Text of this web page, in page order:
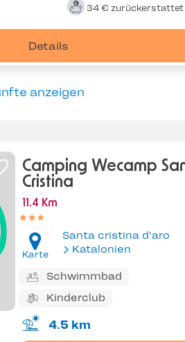
34 € zurückerstattet
Details
anzeigen
Camping Wecamp
Cristina
11.4 Km
Karte
Santa cristina d'aro
Katalonien
Schwimmbad
Kinderclub
4.5 km